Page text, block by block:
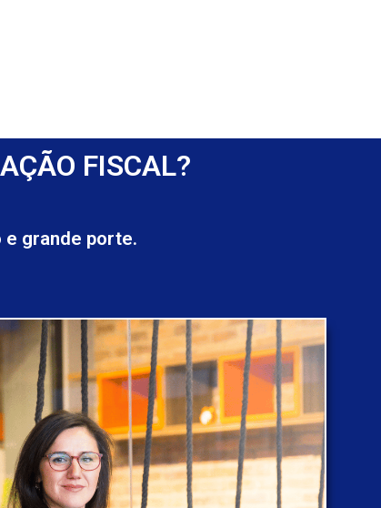
FISCAL?
e grande porte.